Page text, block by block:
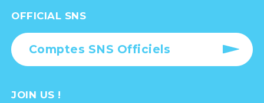
OFFICIAL SNS
Comptes SNS Officiels
JOIN US !